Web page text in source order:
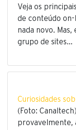
Veja os
de conteúdo on-
nada novo.
grupo de sites…
Curiosidades
(Foto:
provavelmente,